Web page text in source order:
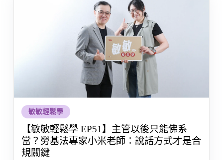
敏敏輕鬆學
【敏敏輕鬆學 EP51】主管以後只能佛系
當？勞基法專家小米老師：說話方式才是合
規關鍵